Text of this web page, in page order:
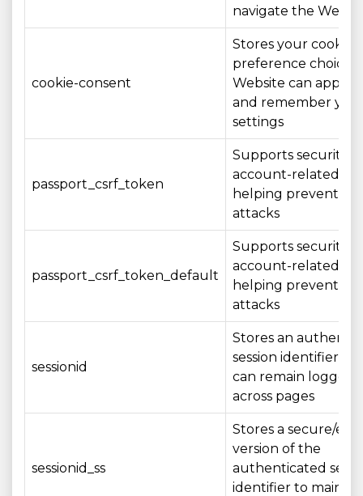
navigate the
cookie-consent
Stores your cookie
preference choices
Website can apply
and remember
settings
passport_csrf_token
Supports security of
account-related
helping prevent
attacks
passport_csrf_token_default
Supports security of
account-related
helping prevent
attacks
sessionid
Stores an
session identifier so
can remain logged
across pages
sessionid_ss
Stores a secure/
version of the
authenticated
identifier to